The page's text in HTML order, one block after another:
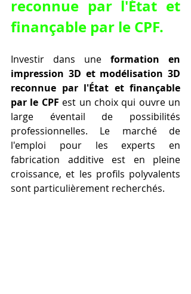
reconnue par l'État et
finançable par le CPF.
Investir dans une formation en
impression 3D et modélisation 3D
reconnue par l'État et finançable
par le CPF est un choix qui ouvre un
large éventail de possibilités
professionnelles. Le marché de
l'emploi pour les experts en
fabrication additive est en pleine
croissance, et les profils polyvalents
sont particulièrement recherchés.